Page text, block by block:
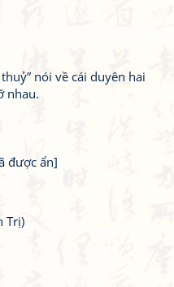
nói về cái duyên hai
nhau.
được ẩn]
Trị)